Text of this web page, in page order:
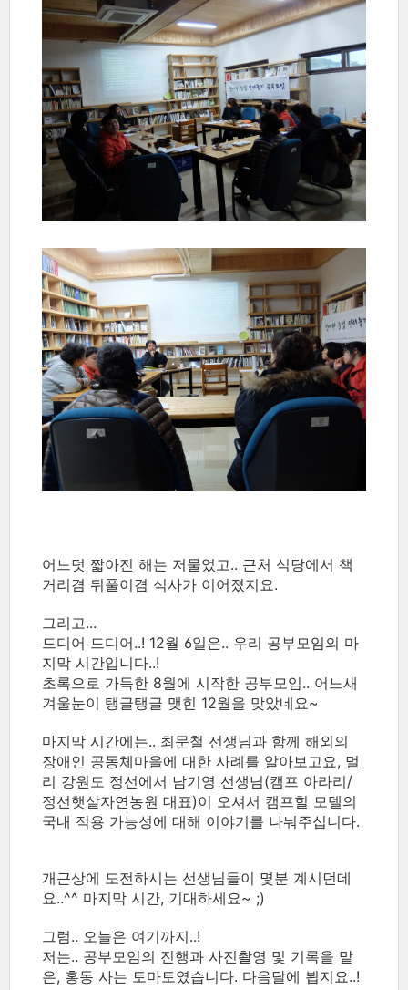
어느덧 짧아진 해는 저물었고.. 근처 식당에서 책
거리겸 뒤풀이겸 식사가 이어졌지요.
그리고...
드디어 드디어..! 12월 6일은.. 우리 공부모임의 마
지막 시간입니다..!
초록으로 가득한 8월에 시작한 공부모임.. 어느새
겨울눈이 탱글탱글 맺힌 12월을 맞았네요~
마지막 시간에는.. 최문철 선생님과 함께 해외의
장애인 공동체마을에 대한 사례를 알아보고요, 멀
리 강원도 정선에서 남기영 선생님(캠프 아라리/
정선햇살자연농원 대표)이 오셔서 캠프힐 모델의
국내 적용 가능성에 대해 이야기를 나눠주십니다.
개근상에 도전하시는 선생님들이 몇분 계시던데
요..^^ 마지막 시간, 기대하세요~ ;)
그럼.. 오늘은 여기까지..!
저는.. 공부모임의 진행과 사진촬영 및 기록을 맡
은, 홍동 사는 토마토였습니다. 다음달에 뵙지요..!